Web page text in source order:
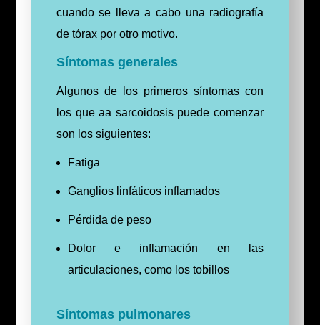
cuando se lleva a cabo una radiografía
de tórax por otro motivo.
Síntomas generales
Algunos de los primeros síntomas con
los que aa sarcoidosis puede comenzar
son los siguientes:
Fatiga
Ganglios linfáticos inflamados
Pérdida de peso
Dolor e inflamación en las
articulaciones, como los tobillos
Síntomas pulmonares